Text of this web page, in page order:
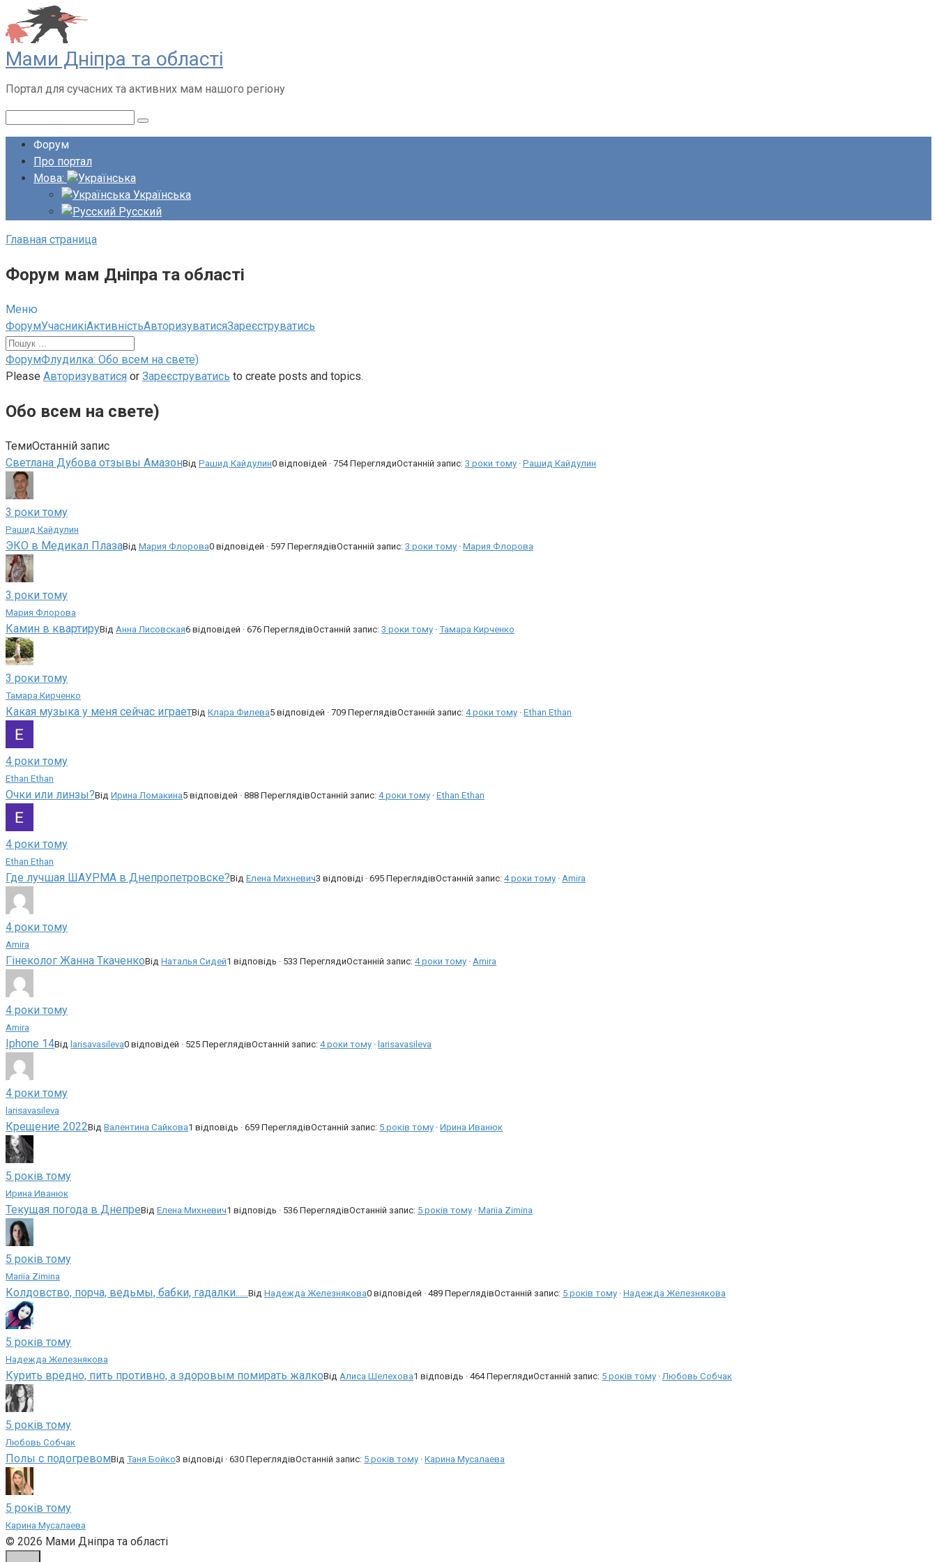
Перейти
до
вмісту
Мами Дніпра та області
Портал для сучасних та активних мам нашого регіону
Форум
Про портал
Мова:
Українська
Русский
Главная страница
Форум мам Дніпра та області
Меню
Навігація
по
форуму
ФорумУчасникіАктивністьАвторизуватисяЗареєструватись
Навігаційна
стежка
–
тут:
ФорумФлудилка: Обо всем на свете)
Please Авторизуватися or Зареєструватись to create posts and topics.
Обо всем на свете)
ТемиОстанній запис
Светлана Дубова отзывы АмазонВід Рашид Кайдулин0 відповідей · 754 ПереглядиОстанній запис: 3 роки тому · Рашид Кайдулин
3 роки тому
Рашид Кайдулин
ЭКО в Медикал ПлазаВід Мария Флорова0 відповідей · 597 ПереглядівОстанній запис: 3 роки тому · Мария Флорова
3 роки тому
Мария Флорова
Камин в квартируВід Анна Лисовская6 відповідей · 676 ПереглядівОстанній запис: 3 роки тому · Тамара Кирченко
3 роки тому
Тамара Кирченко
Какая музыка у меня сейчас играетВід Клара Филева5 відповідей · 709 ПереглядівОстанній запис: 4 роки тому · Ethan Ethan
4 роки тому
Ethan Ethan
Очки или линзы?Від Ирина Ломакина5 відповідей · 888 ПереглядівОстанній запис: 4 роки тому · Ethan Ethan
4 роки тому
Ethan Ethan
Где лучшая ШАУРМА в Днепропетровске?Від Елена Михневич3 відповіді · 695 ПереглядівОстанній запис: 4 роки тому · Amira
4 роки тому
Amira
Гінеколог Жанна ТкаченкоВід Наталья Сидей1 відповідь · 533 ПереглядиОстанній запис: 4 роки тому · Amira
4 роки тому
Amira
Iphone 14Від larisavasileva0 відповідей · 525 ПереглядівОстанній запис: 4 роки тому · larisavasileva
4 роки тому
larisavasileva
Крещение 2022Від Валентина Сайкова1 відповідь · 659 ПереглядівОстанній запис: 5 років тому · Ирина Иванюк
5 років тому
Ирина Иванюк
Текущая погода в ДнепреВід Елена Михневич1 відповідь · 536 ПереглядівОстанній запис: 5 років тому · Mariia Zimina
5 років тому
Mariia Zimina
Колдовство, порча, ведьмы, бабки, гадалки......Від Надежда Железнякова0 відповідей · 489 ПереглядівОстанній запис: 5 років тому · Надежда Железнякова
5 років тому
Надежда Железнякова
Курить вредно, пить противно, а здоровым помирать жалкоВід Алиса Шелехова1 відповідь · 464 ПереглядиОстанній запис: 5 років тому · Любовь Собчак
5 років тому
Любовь Собчак
Полы с подогревомВід Таня Бойко3 відповіді · 630 ПереглядівОстанній запис: 5 років тому · Карина Мусалаева
5 років тому
Карина Мусалаева
© 2026 Мами Дніпра та області